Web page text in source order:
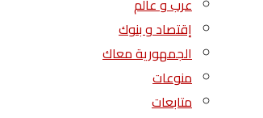
عرب و عالم
إقتصاد و بنوك
الجمهورية معاك
منوعات
متابعات